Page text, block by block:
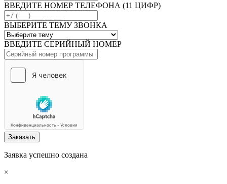
ВВЕДИТЕ НОМЕР ТЕЛЕФОНА (11 ЦИФР)
ВЫБЕРИТЕ ТЕМУ ЗВОНКА
ВВЕДИТЕ СЕРИЙНЫЙ НОМЕР
Заказать
Заявка успешно создана
×